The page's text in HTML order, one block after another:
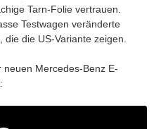
Tarn-Folie vertrauen.
Testwagen veränderte
die US-Variante zeigen.
Mercedes-Benz E-